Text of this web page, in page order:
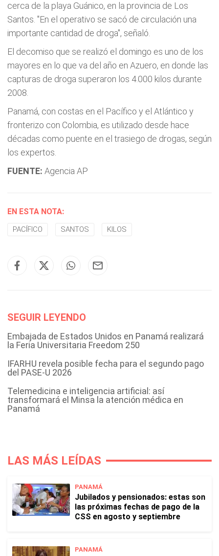
cerca de la playa Guánico, en la provincia de Los
Santos. "En el operativo se sacó de circulación una
importante cantidad de droga", señaló.
El decomiso que se realizó el domingo es uno de los
mayores en lo que va del año en Azuero, en donde las
capturas de droga superaron los 4.000 kilos durante
2008.
Panamá, con costas en el Pacífico y el Atlántico y
fronterizo con Colombia, es utilizado desde hace
décadas como puente en el trasiego de drogas, según
los expertos.
FUENTE: Agencia AP
EN ESTA NOTA:
PACÍFICO SANTOS KILOS
SEGUIR LEYENDO
Embajada de Estados Unidos en Panamá realizará
la Feria Universitaria Freedom 250
IFARHU revela posible fecha para el segundo pago
del PASE-U 2026
Telemedicina e inteligencia artificial: así
transformará el Minsa la atención médica en
Panamá
LAS MÁS LEÍDAS
PANAMÁ
Jubilados y pensionados: estas son
las próximas fechas de pago de la
CSS en agosto y septiembre
PANAMÁ